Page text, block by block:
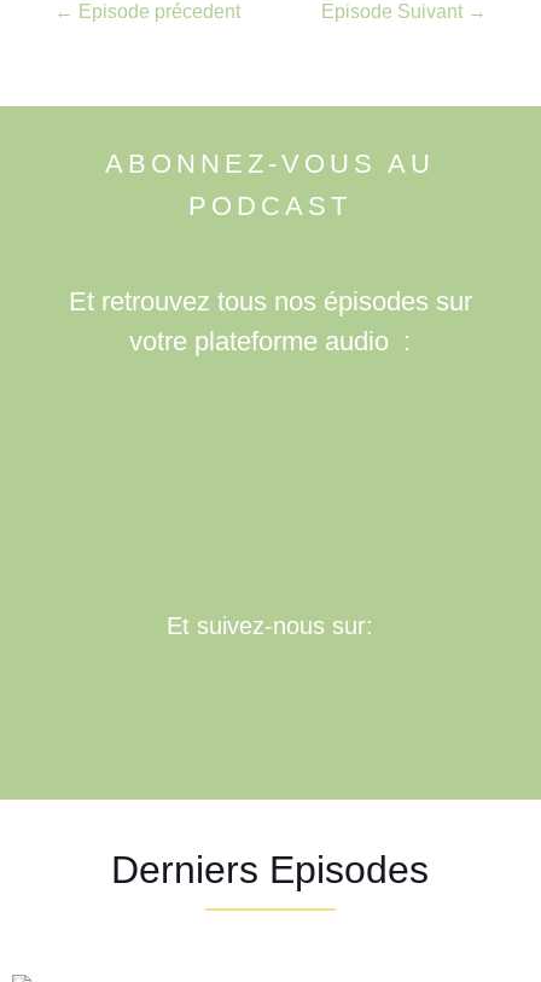
← Episode précedent Episode Suivant →
ABONNEZ-VOUS AU
PODCAST
Et retrouvez tous nos épisodes sur
votre plateforme audio :
Et suivez-nous sur:
Derniers Episodes